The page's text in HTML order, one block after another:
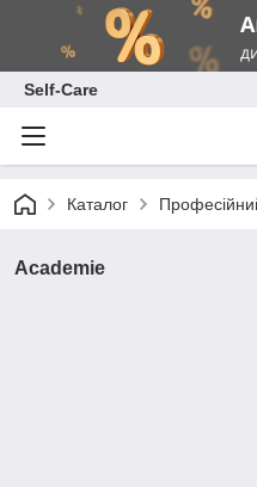
Self-Care
Каталог
Academie